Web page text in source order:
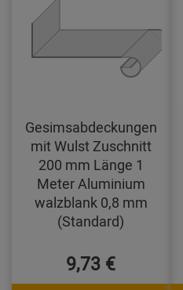
Gesimsabdeckungen
mit Wulst Zuschnitt
200 mm Länge 1
Meter Aluminium
walzblank 0,8 mm
(Standard)
9,73 €